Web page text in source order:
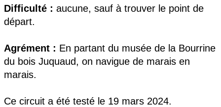
Difficulté : aucune, sauf à trouver le point de
départ.
Agrément : En partant du musée de la Bourrine
du bois Juquaud, on navigue de marais en
marais.
Ce circuit a été testé le 19 mars 2024.